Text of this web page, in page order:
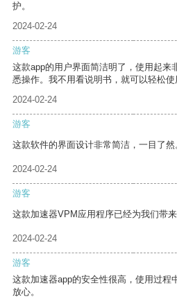
护。
2024-02-24
游客
这款app的用户界面简洁明了，使用起来
悉操作。我不用看说明书，就可以轻松使
2024-02-24
游客
这款软件的界面设计非常简洁，一目了然
2024-02-24
游客
这款加速器VPM应用程序已经为我们带
2024-02-24
游客
这款加速器app的安全性很高，使用过程
放心。